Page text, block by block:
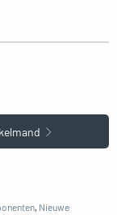
, Nieuwe